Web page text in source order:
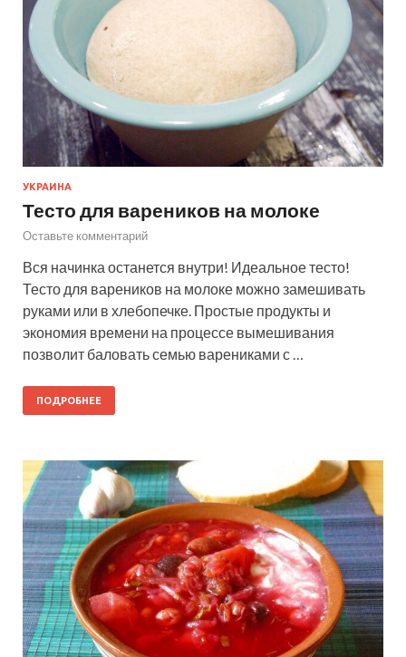
УКРАИНА
Тесто для вареников на молоке
Оставьте комментарий
Вся начинка останется внутри! Идеальное тесто!
Тесто для вареников на молоке можно замешивать
руками или в хлебопечке. Простые продукты и
экономия времени на процессе вымешивания
позволит баловать семью варениками с …
ПОДРОБНЕЕ